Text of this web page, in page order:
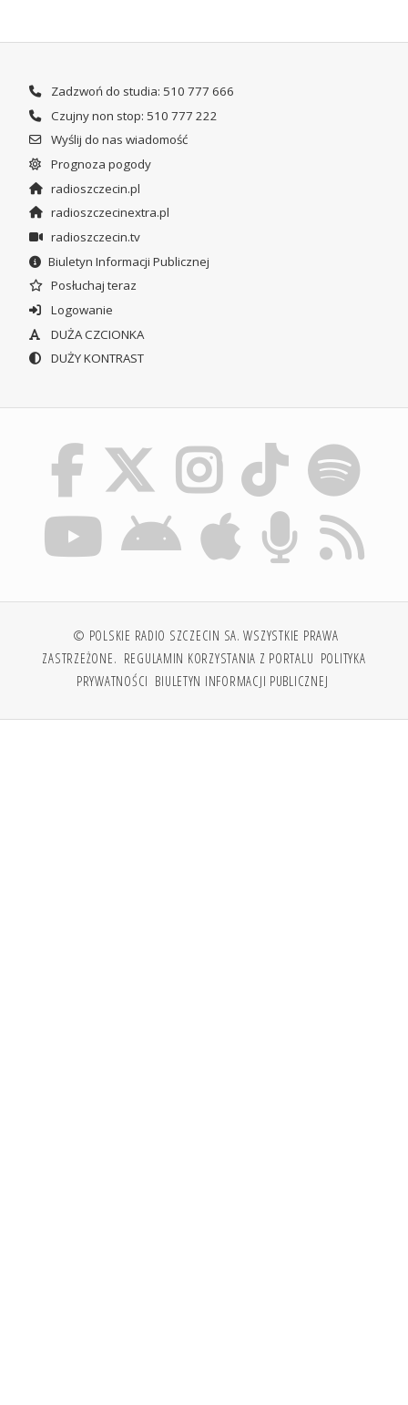
Zadzwoń do studia: 510 777 666
Czujny non stop: 510 777 222
Wyślij do nas wiadomość
Prognoza pogody
radioszczecin.pl
radioszczecinextra.pl
radioszczecin.tv
Biuletyn Informacji Publicznej
Posłuchaj teraz
Logowanie
DUŻA CZCIONKA
DUŻY KONTRAST
© POLSKIE RADIO SZCZECIN SA. WSZYSTKIE PRAWA
ZASTRZEŻONE. REGULAMIN KORZYSTANIA Z PORTALU POLITYKA
PRYWATNOŚCI BIULETYN INFORMACJI PUBLICZNEJ